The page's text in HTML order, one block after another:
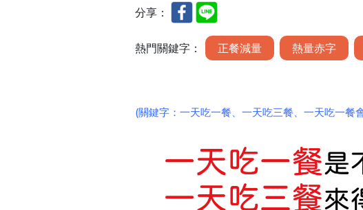
分享：
熱門關鍵字： 正餐減量 熱量赤字
(關鍵字：一天吃一餐、一天吃三餐、一天吃一餐